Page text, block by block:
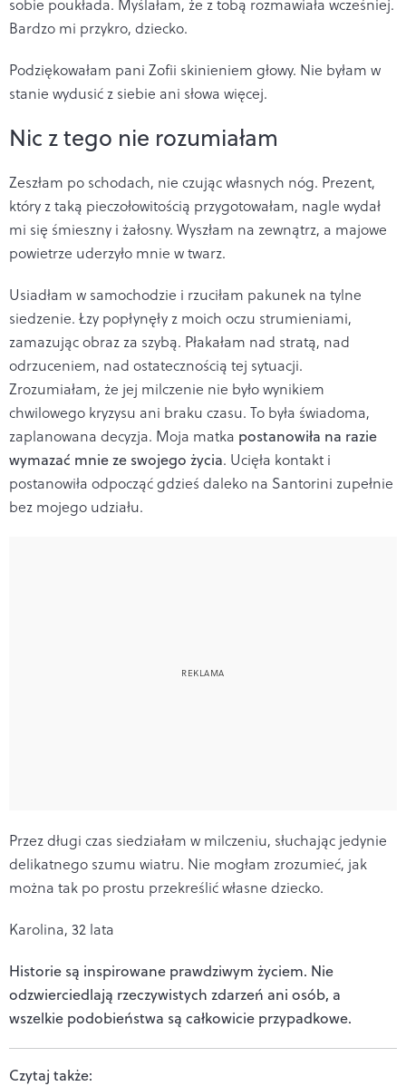
sobie poukłada. Myślałam, że z tobą rozmawiała wcześniej.
Bardzo mi przykro, dziecko.
Podziękowałam pani Zofii skinieniem głowy. Nie byłam w
stanie wydusić z siebie ani słowa więcej.
Nic z tego nie rozumiałam
Zeszłam po schodach, nie czując własnych nóg. Prezent,
który z taką pieczołowitością przygotowałam, nagle wydał
mi się śmieszny i żałosny. Wyszłam na zewnątrz, a majowe
powietrze uderzyło mnie w twarz.
Usiadłam w samochodzie i rzuciłam pakunek na tylne
siedzenie. Łzy popłynęły z moich oczu strumieniami,
zamazując obraz za szybą. Płakałam nad stratą, nad
odrzuceniem, nad ostatecznością tej sytuacji.
Zrozumiałam, że jej milczenie nie było wynikiem
chwilowego kryzysu ani braku czasu. To była świadoma,
zaplanowana decyzja. Moja matka postanowiła na razie
wymazać mnie ze swojego życia. Ucięła kontakt i
postanowiła odpocząć gdzieś daleko na Santorini zupełnie
bez mojego udziału.
Przez długi czas siedziałam w milczeniu, słuchając jedynie
delikatnego szumu wiatru. Nie mogłam zrozumieć, jak
można tak po prostu przekreślić własne dziecko.
Karolina, 32 lata
Historie są inspirowane prawdziwym życiem. Nie
odzwierciedlają rzeczywistych zdarzeń ani osób, a
wszelkie podobieństwa są całkowicie przypadkowe.
Czytaj także: